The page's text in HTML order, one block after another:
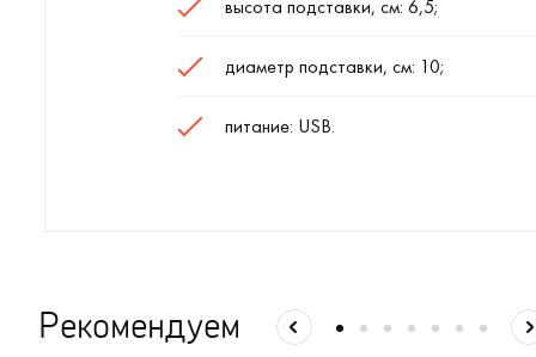
высота подставки, см: 6,5;
диаметр подставки, см: 10;
питание: USB.
Рекомендуем